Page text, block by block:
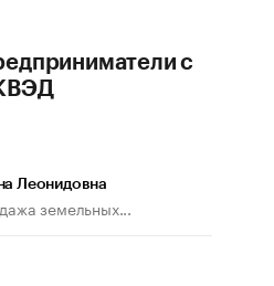
с
Леонидовна
земельных...